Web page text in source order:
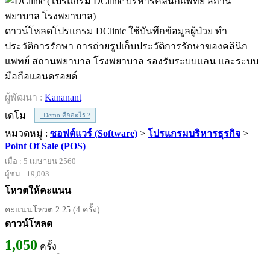
ดาวน์โหลดโปรแกรม DClinic ใช้บันทึกข้อมูลผู้ป่วย ทำ
ประวัติการรักษา การถ่ายรูปเก็บประวัติการรักษาของคลินิก
แพทย์ สถานพยาบาล โรงพยาบาล รองรับระบบแลน และระบบ
มือถือแอนดรอยด์
ผู้พัฒนา : Kananant
เดโม
Demo คืออะไร ?
หมวดหมู่ : ซอฟต์แวร์ (Software) > โปรแกรมบริหารธุรกิจ >
Point Of Sale (POS)
เมื่อ : 5 เมษายน 2560
ผู้ชม : 19,003
โหวตให้คะแนน
คะแนนโหวต 2.25 (4 ครั้ง)
ดาวน์โหลด
1,050 ครั้ง